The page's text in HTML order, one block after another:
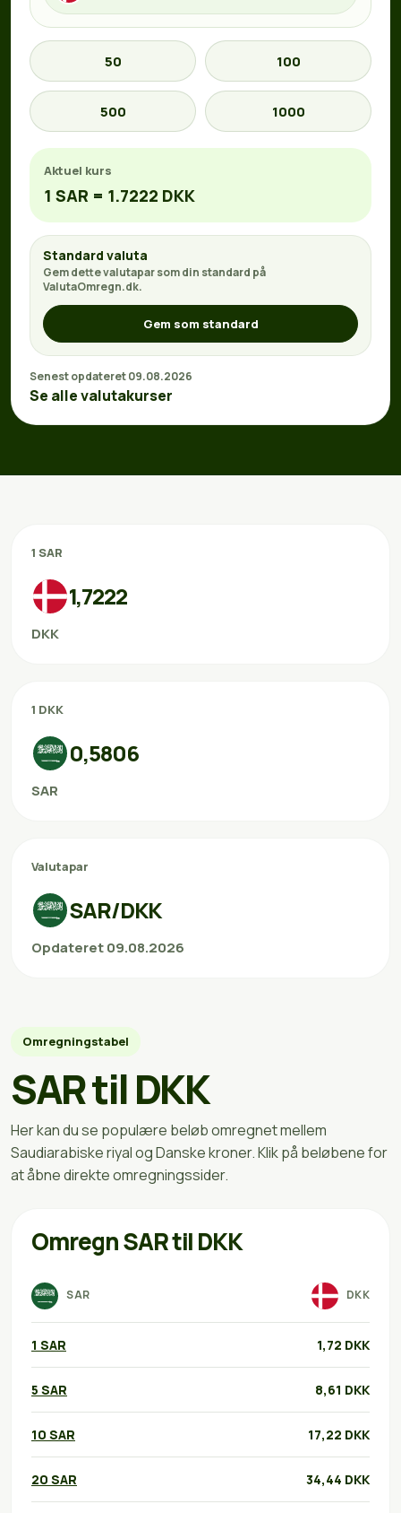
50 100
500 1000
Aktuel kurs
1 SAR = 1.7222 DKK
Standard valuta
Gem dette valutapar som din standard på
ValutaOmregn.dk.
Gem som standard
Senest opdateret 09.08.2026
Se alle valutakurser
1 SAR
1,7222
DKK
1 DKK
0,5806
SAR
Valutapar
SAR/DKK
Opdateret 09.08.2026
Omregningstabel
SAR til DKK
Her kan du se populære beløb omregnet mellem
Saudiarabiske riyal og Danske kroner. Klik på beløbene for
at åbne direkte omregningssider.
Omregn SAR til DKK
SAR DKK
1 SAR 1,72 DKK
5 SAR 8,61 DKK
10 SAR 17,22 DKK
20 SAR 34,44 DKK